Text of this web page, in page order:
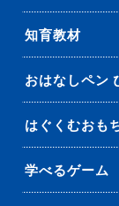
知育教材
おはなしペン
はぐくむおも
学べるゲーム